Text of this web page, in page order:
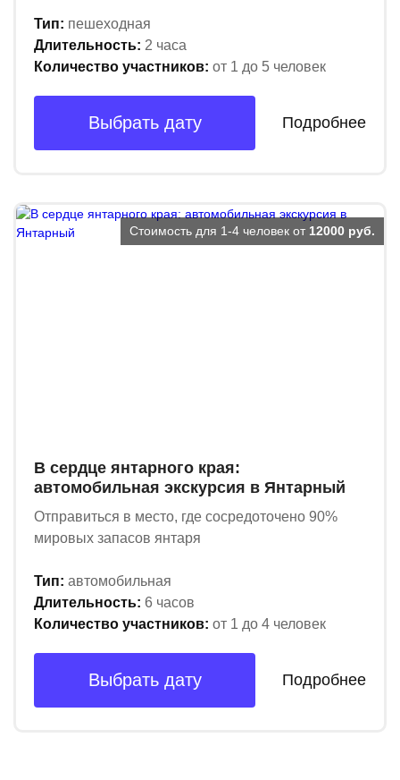
Тип: пешеходная
Длительность: 2 часа
Количество участников: от 1 до 5 человек
Выбрать дату Подробнее
В сердце янтарного края:
автомобильная экскурсия в Янтарный
Отправиться в место, где сосредоточено 90%
мировых запасов янтаря
Тип: автомобильная
Длительность: 6 часов
Количество участников: от 1 до 4 человек
Стоимость для 1-4 человек от 12000 руб.
Выбрать дату Подробнее